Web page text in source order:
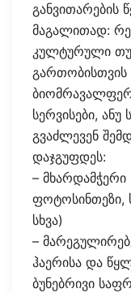
განვითარების
მაგალითად:
კულტურული თუ
გართობისთვის
სერვისები,
გვაძლევენ
დაჯგუფდეს:
– მხარდამჭერი
ფოტოსინთეზი,
სხვა)
–
ჰაერისა და
ბუნებრივი